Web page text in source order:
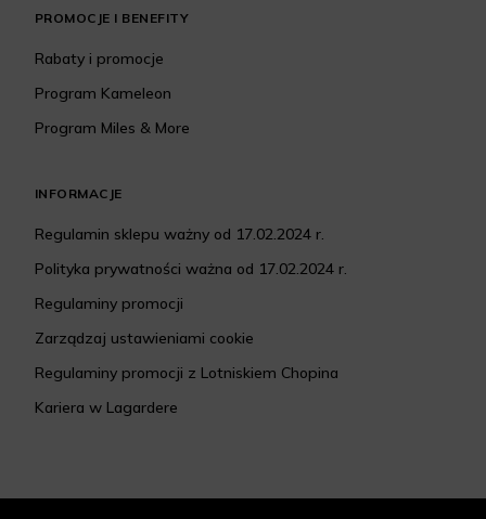
PROMOCJE I BENEFITY
Rabaty i promocje
Program Kameleon
Program Miles & More
INFORMACJE
Regulamin sklepu ważny od 17.02.2024 r.
Polityka prywatności ważna od 17.02.2024 r.
Regulaminy promocji
Zarządzaj ustawieniami cookie
Regulaminy promocji z Lotniskiem Chopina
Kariera w Lagardere